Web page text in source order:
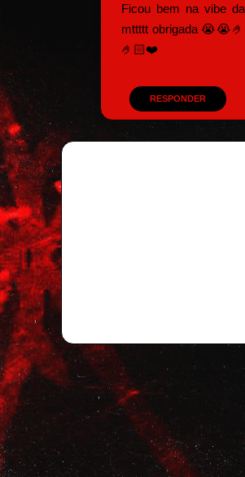
Ficou bem na vibe
mttttt obrigada
🤌🏻❤️
RESPONDER